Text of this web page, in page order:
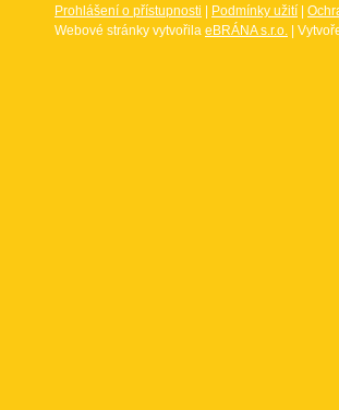
Prohlášení o přístupnosti
Podmínky užití
Webové stránky vytvořila eBRÁNA s.r.o. |